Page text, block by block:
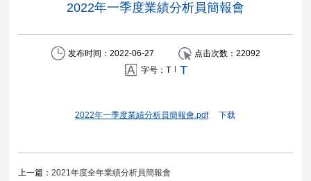
2022年一季度業績分析員簡報會
发布时间：2022-06-27 点击次数： 22092
字号： T | T
2022年一季度業績分析員簡報會.pdf 下载
上一篇：2021年度全年業績分析員簡報會